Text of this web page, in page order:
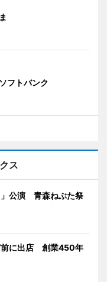
フトバンク
ス
」公演 青森ねぶた祭
前に出店 創業450年